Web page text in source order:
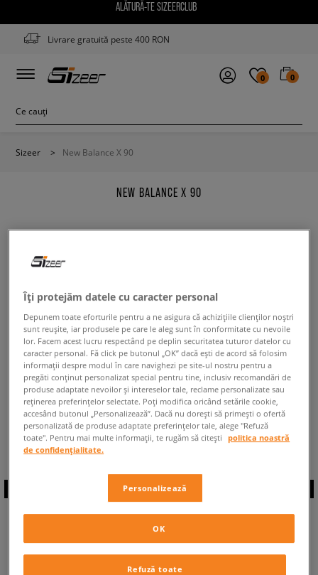
ALĂTURĂ-TE SIZEERCLUB
Livrare gratuită peste 400 RON
0 0
Sizeer > New Balance X 90
NEW BALANCE X 90
puține filtre.
ÎNAPOI LA MAGAZIN
◾️ Sunt0produse din categoria
New Balance X 90◾️
ABONEAZĂ-TE LA
NEWSLETTER
Îți protejăm datele cu caracter personal
Depunem toate eforturile pentru a ne asigura că achizițiile clienților noștri
sunt reușite, iar produsele pe care le aleg sunt în conformitate cu nevoile
lor. Facem acest lucru respectând pe deplin securitatea tuturor datelor cu
caracter personal. Fă click pe butonul „OK” dacă ești de acord să folosim
informații despre modul în care navighezi pe site-ul nostru pentru a
pregăti conținut personalizat special pentru tine, inclusiv recomandări de
produse adaptate nevoilor și intereselor tale, reclame personalizate sau
reținerea preferințelor selectate. Poți modifica oricând setările cookie,
accesând butonul „Personalizează”. Dacă nu dorești să primești o ofertă
personalizată de produse adaptate preferințelor tale, alege "Refuză
toate". Pentru mai multe informații, te rugăm să citești
politica noastră
de confidențialitate.
Personalizează
Refuză toate
OK